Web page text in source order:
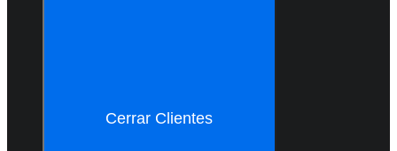
Cerrar Clientes